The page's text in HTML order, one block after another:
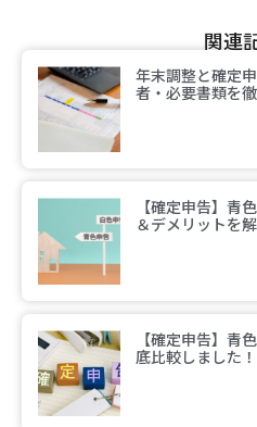
関連
年末調整と確定
者・必要書類を
【確定申告】青
＆デメリットを解
【確定申告】青
底比較しました！